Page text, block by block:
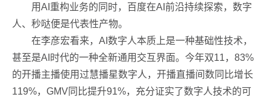
用AI重构业务的同时，百度在AI前沿持续探索，数字
人、秒哒便是代表性产物。
在李彦宏看来，AI数字人本质上是一种基础性技术，
甚至是AI时代的一种全新通用交互界面。今年双11，83%
的开播主播使用过慧播星数字人，开播直播间数同比增长
119%，GMV同比提升91%，充分证实了数字人技术的可